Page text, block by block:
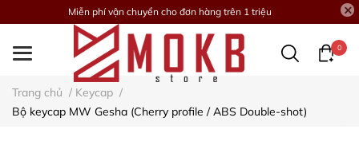
Miễn phí vận chuyển cho đơn hàng trên 1 triệu
0
Trang chủ / Keycap /
Bộ keycap MW Gesha (Cherry profile / ABS Double-shot)